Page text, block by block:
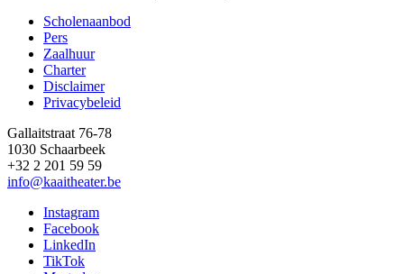
Footer
Scholenaanbod
Pers
Zaalhuur
Charter
Disclaimer
Privacybeleid
Gallaitstraat 76-78
1030 Schaarbeek
+32 2 201 59 59
info@kaaitheater.be
Instagram
Facebook
LinkedIn
TikTok